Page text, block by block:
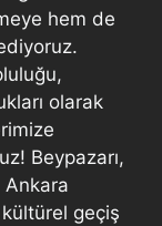
hem de
olarak
Beypazarı,
Ankara
geçiş